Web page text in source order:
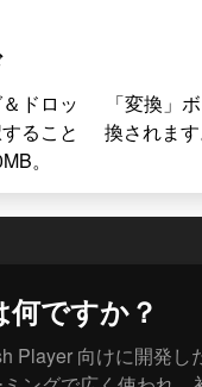
ドロッ
ること
。
「変換」
換されま
ですか？
Player 向けに開発し